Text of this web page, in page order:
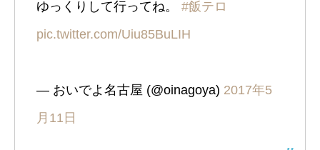
ゆっくりして行ってね。 #飯テロ
pic.twitter.com/Uiu85BuLIH
— おいでよ名古屋 (@oinagoya) 2017年5
月11日